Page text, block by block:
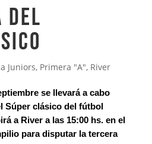
del
Juniors, Primera "A", River
se llevará a cabo
Súper clásico del fútbol
a River a las 15:00 hs. en el
para disputar la tercera